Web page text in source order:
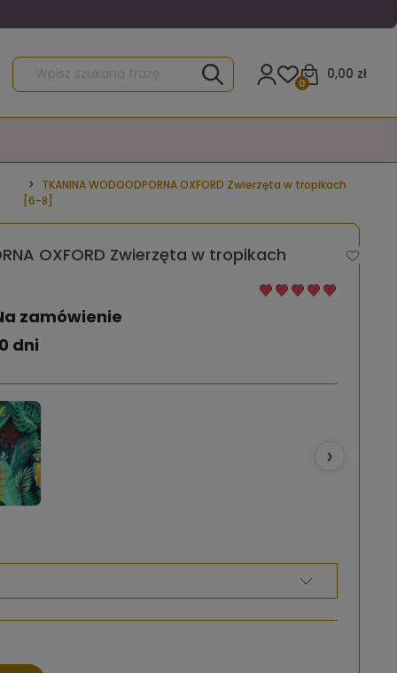
0,00 zł
0
TKANINA WODOODPORNA OXFORD Zwierzęta w tropikach
[6-8]
OXFORD Zwierzęta w tropikach
zamówienie
dni
›